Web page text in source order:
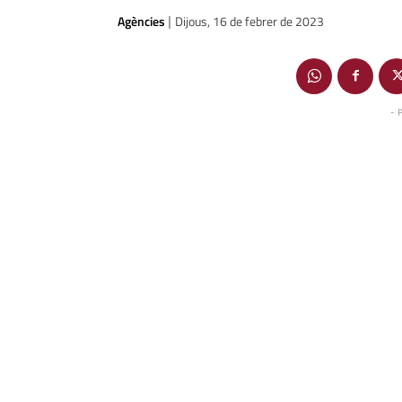
Agències | Dijous, 16 de febrer de 2023
-